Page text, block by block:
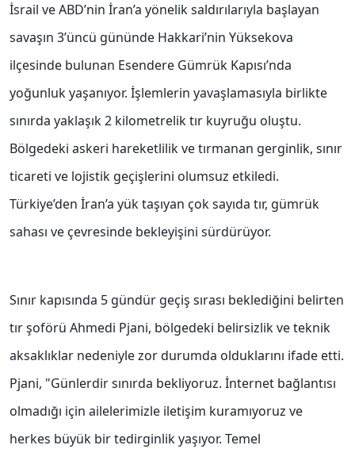
İsrail ve ABD’nin İran’a yönelik saldırılarıyla başlayan
savaşın 3’üncü gününde Hakkari’nin Yüksekova
ilçesinde bulunan Esendere Gümrük Kapısı’nda
yoğunluk yaşanıyor. İşlemlerin yavaşlamasıyla birlikte
sınırda yaklaşık 2 kilometrelik tır kuyruğu oluştu.
Bölgedeki askeri hareketlilik ve tırmanan gerginlik, sınır
ticareti ve lojistik geçişlerini olumsuz etkiledi.
Türkiye’den İran’a yük taşıyan çok sayıda tır, gümrük
sahası ve çevresinde bekleyişini sürdürüyor.
Sınır kapısında 5 gündür geçiş sırası beklediğini belirten
tır şoförü Ahmedi Pjani, bölgedeki belirsizlik ve teknik
aksaklıklar nedeniyle zor durumda olduklarını ifade etti.
Pjani, "Günlerdir sınırda bekliyoruz. İnternet bağlantısı
olmadığı için ailelerimizle iletişim kuramıyoruz ve
herkes büyük bir tedirginlik yaşıyor. Temel